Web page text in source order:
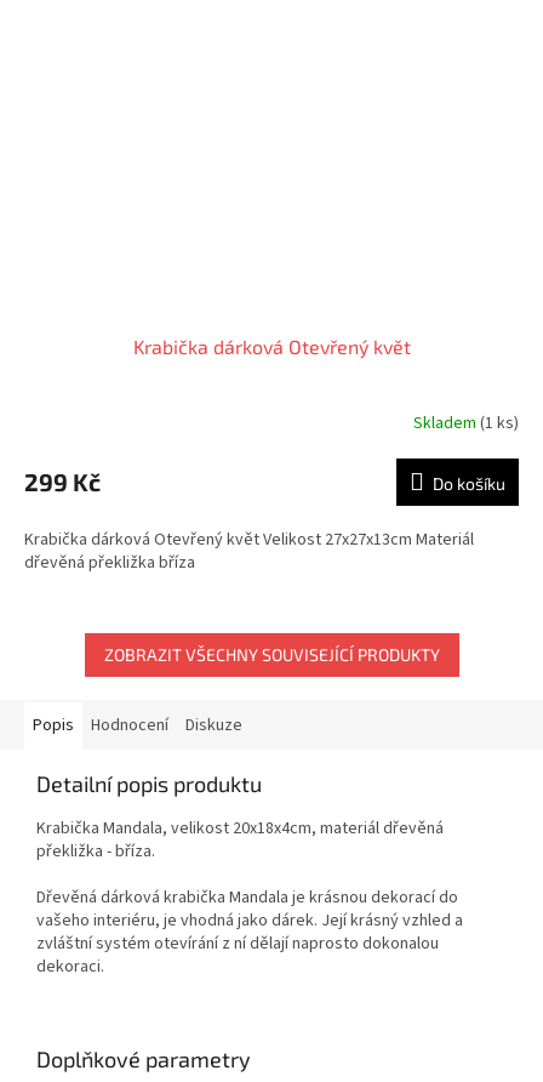
Krabička dárková Otevřený květ
Skladem (1 ks)
299 Kč Do košíku
Krabička dárková Otevřený květ Velikost 27x27x13cm Materiál
dřevěná překližka bříza
ZOBRAZIT VŠECHNY SOUVISEJÍCÍ PRODUKTY
Popis Hodnocení Diskuze
Detailní popis produktu
Krabička Mandala, velikost 20x18x4cm, materiál dřevěná
překližka - bříza.
Dřevěná dárková krabička Mandala je krásnou dekorací do
vašeho interiéru, je vhodná jako dárek. Její krásný vzhled a
zvláštní systém otevírání z ní dělají naprosto dokonalou
dekoraci.
Doplňkové parametry